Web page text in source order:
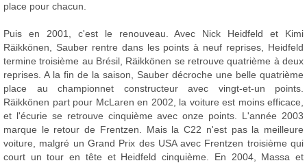
place pour chacun.
Puis en 2001, c'est le renouveau. Avec Nick Heidfeld et Kimi
Räikkönen, Sauber rentre dans les points à neuf reprises, Heidfeld
termine troisième au Brésil, Räikkönen se retrouve quatrième à deux
reprises. A la fin de la saison, Sauber décroche une belle quatrième
place au championnet constructeur avec vingt-et-un points.
Räikkönen part pour McLaren en 2002, la voiture est moins efficace,
et l'écurie se retrouve cinquième avec onze points. L'année 2003
marque le retour de Frentzen. Mais la C22 n'est pas la meilleure
voiture, malgré un Grand Prix des USA avec Frentzen troisième qui
court un tour en tête et Heidfeld cinquième. En 2004, Massa et